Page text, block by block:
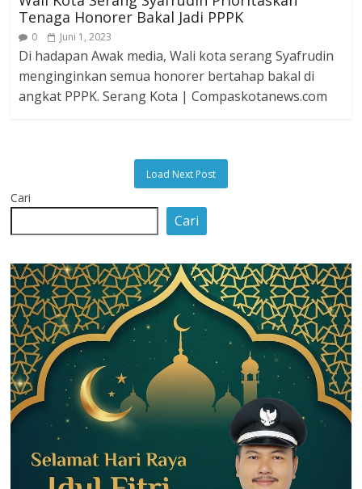
Tenaga Honorer Bakal Jadi PPPK
0 Juni 1, 2023
Di hadapan Awak media, Wali kota serang Syafrudin
menginginkan semua honorer bertahap bakal di
angkat PPPK. Serang Kota | Compaskotanews.com
Load Next Post
Cari
Cari